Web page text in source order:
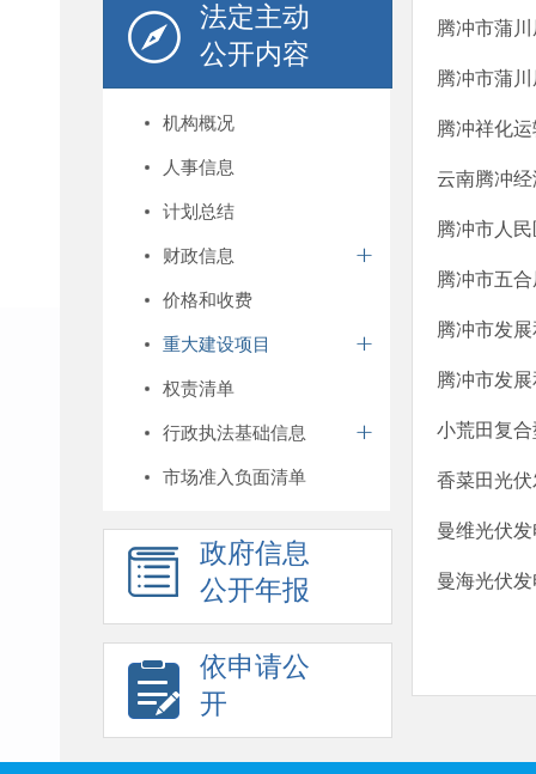
法定主动
公开内容
机构概况
人事信息
计划总结
财政信息
价格和收费
重大建设项目
权责清单
行政执法基础信息
市场准入负面清单
政府信息
公开年报
依申请公
开
腾冲市蒲
腾冲市蒲
腾冲祥化
云南腾冲
腾冲市人
腾冲市五
腾冲市发
腾冲市发
小荒田复
香菜田光
曼维光伏
曼海光伏